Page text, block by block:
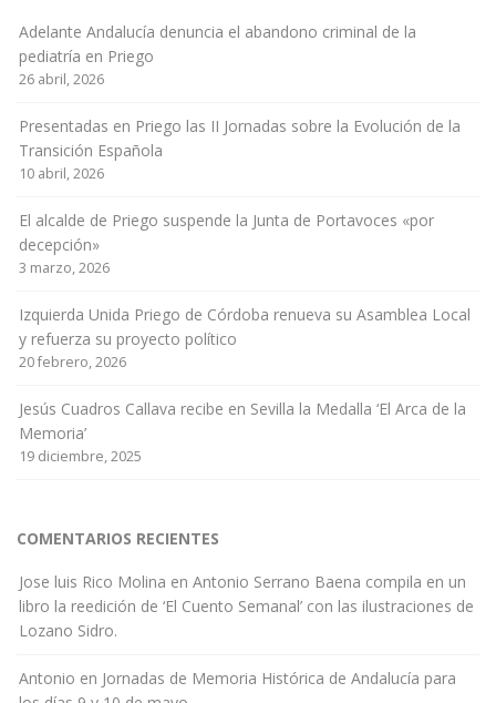
Adelante Andalucía denuncia el abandono criminal de la
pediatría en Priego
26 abril, 2026
Presentadas en Priego las II Jornadas sobre la Evolución de la
Transición Española
10 abril, 2026
El alcalde de Priego suspende la Junta de Portavoces «por
decepción»
3 marzo, 2026
Izquierda Unida Priego de Córdoba renueva su Asamblea Local
y refuerza su proyecto político
20 febrero, 2026
Jesús Cuadros Callava recibe en Sevilla la Medalla ‘El Arca de la
Memoria’
19 diciembre, 2025
COMENTARIOS RECIENTES
Jose luis Rico Molina en Antonio Serrano Baena compila en un
libro la reedición de ‘El Cuento Semanal’ con las ilustraciones de
Lozano Sidro.
Antonio en Jornadas de Memoria Histórica de Andalucía para